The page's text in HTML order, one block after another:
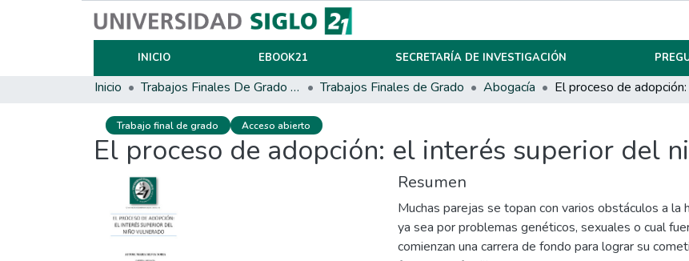
INICIO EBOOK21 SECRETARÍA DE INVESTIGACIÓN
Inicio Trabajos Finales De Grado Y Posgrado Trabajos Finales de Grado Abogacía
Trabajo final de grado Acceso abierto
El proceso de adopción: el interés superior del
Resumen
Muchas parejas se topan con varios obstáculos a la
ya sea por problemas genéticos, sexuales o cual
comienzan una carrera de fondo para lograr su